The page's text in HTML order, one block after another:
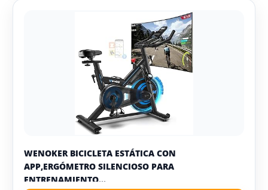
WENOKER BICICLETA ESTÁTICA CON
APP,ERGÓMETRO SILENCIOSO PARA
ENTRENAMIENTO...